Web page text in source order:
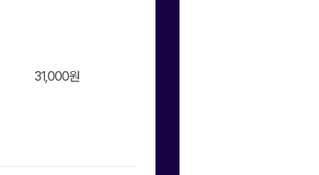
31,000원